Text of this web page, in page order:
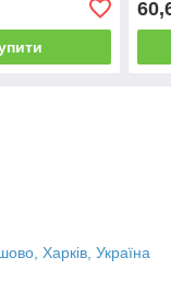
Харків, Україна